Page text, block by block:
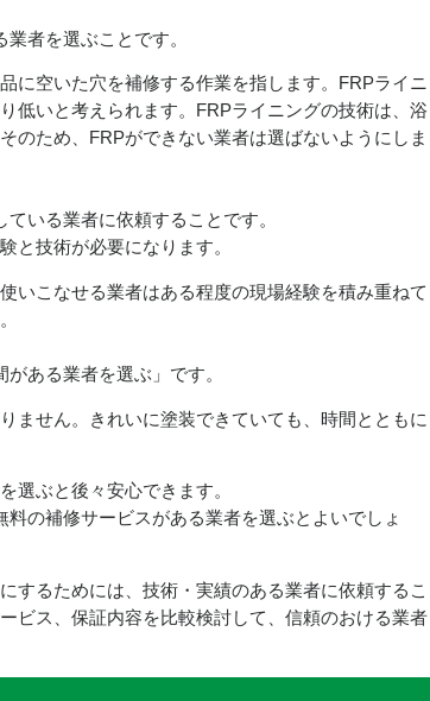
者を選ぶことです。
に空いた穴を補修する作業を指します。FRPライニ
低いと考えられます。FRPライニングの技術は、浴
のため、FRPができない業者は選ばないようにしま
いる業者に依頼することです。
と技術が必要になります。
いこなせる業者はある程度の現場経験を積み重ねて
ある業者を選ぶ」です。
ません。きれいに塗装できていても、時間とともに
選ぶと後々安心できます。
の補修サービスがある業者を選ぶとよいでしょ
するためには、技術・実績のある業者に依頼するこ
ビス、保証内容を比較検討して、信頼のおける業者